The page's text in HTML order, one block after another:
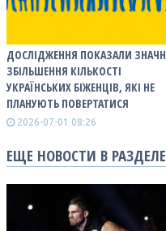
ДОСЛІДЖЕННЯ ПОКАЗАЛИ
ЗБІЛЬШЕННЯ КІЛЬКОСТІ
УКРАЇНСЬКИХ БІЖЕНЦІВ, ЯКІ НЕ
ПЛАНУЮТЬ ПОВЕРТАТИСЯ
2026-07-01 08:26
ЕЩЕ НОВОСТИ В